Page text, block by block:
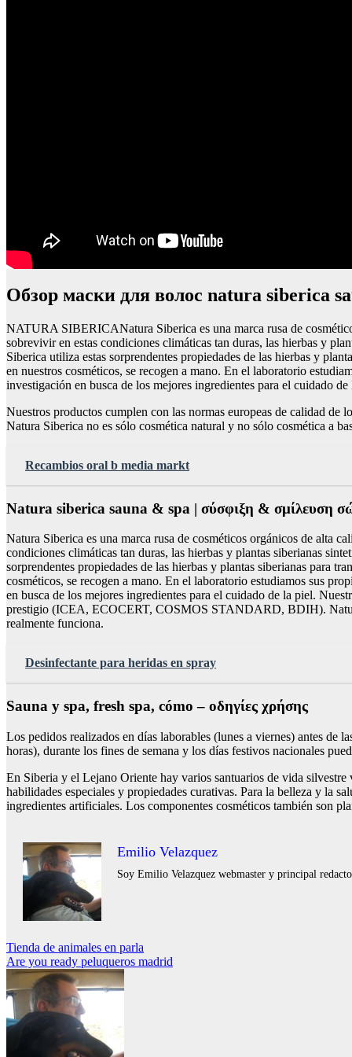
Обзор маски для волос natura siberica
NATURA SIBERICANatura Siberica es una marca rusa de
sobrevivir en estas condiciones climáticas tan duras, las hierbas y
Siberica utiliza estas sorprendentes propiedades de las hierbas y
en nuestros cosméticos, se recogen a mano. En el laboratorio
investigación en busca de los mejores ingredientes para el cuidado de
Nuestros productos cumplen con las normas europeas de calidad
Natura Siberica no es sólo cosmética natural y no sólo cosmética a
Recambios oral b media markt
Natura siberica sauna & spa | σύσφιξη & σμίλευση
Natura Siberica es una marca rusa de cosméticos orgánicos de alta
condiciones climáticas tan duras, las hierbas y plantas siberianas
sorprendentes propiedades de las hierbas y plantas siberianas para
cosméticos, se recogen a mano. En el laboratorio estudiamos sus
en busca de los mejores ingredientes para el cuidado de la piel.
prestigio (ICEA, ECOCERT, COSMOS STANDARD, BDIH).
realmente funciona.
Desinfectante para heridas en spray
Sauna y spa, fresh spa, cómo – οδηγίες χρήσης
Los pedidos realizados en días laborables (lunes a viernes) antes de
horas), durante los fines de semana y los días festivos nacionales
En Siberia y el Lejano Oriente hay varios santuarios de vida
habilidades especiales y propiedades curativas. Para la belleza y la
ingredientes artificiales. Los componentes cosméticos también son
Emilio Velazquez
Soy Emilio Velazquez webmaster y principal
Navegación
de
entradas
Tienda de animales en parla
Are you ready peluqueros madrid